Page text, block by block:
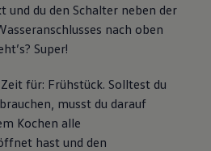
und du den Schalter neben der
nach oben
Super!
für: Frühstück. Solltest du
brauchen, musst du darauf
Kochen alle
hast und den